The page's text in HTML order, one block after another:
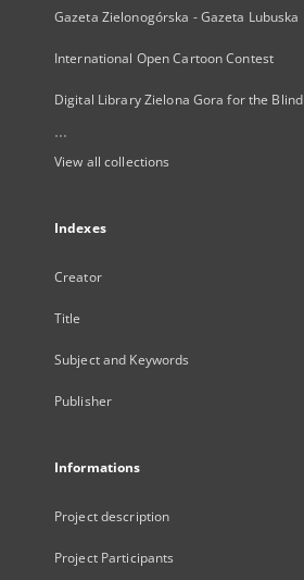
Gazeta Zielonogórska - Gazeta Lubuska
International Open Cartoon Contest
Digital Library Zielona Gora for the Blind
...
View all collections
Indexes
Creator
Title
Subject and Keywords
Publisher
Informations
Project description
Project Participants